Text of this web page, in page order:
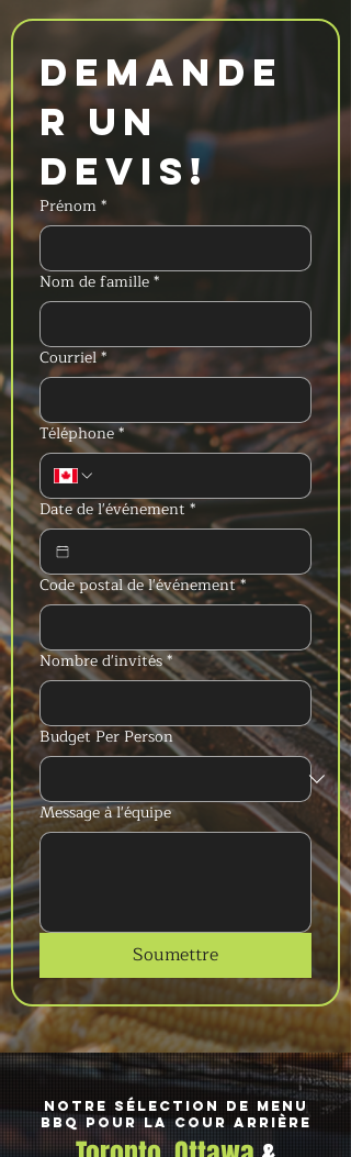
Demande
r un
devis!
Prénom*
Nom de famille*
Courriel*
Téléphone*
Date de l'événement *
Code postal de l'événement*
Nombre d'invités*
Budget Per Person
Message à l'équipe
Soumettre
Notre sélection de menu
BBQ pour la cour arrière